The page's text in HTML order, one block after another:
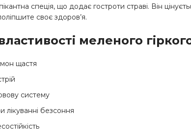
спеція, що додає гостроти страві. Він
своє здоров’я.
меленого
щастя
систему
лікуванні безсоння